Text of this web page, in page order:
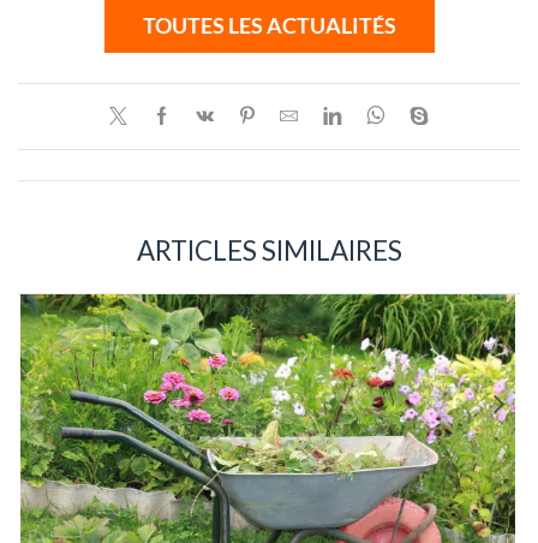
TOUTES LES ACTUALITÉS
ARTICLES SIMILAIRES